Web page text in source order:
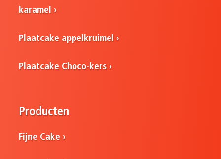
karamel
Plaatcake appelkruimel
Plaatcake Choco-kers
Producten
Fijne Cake